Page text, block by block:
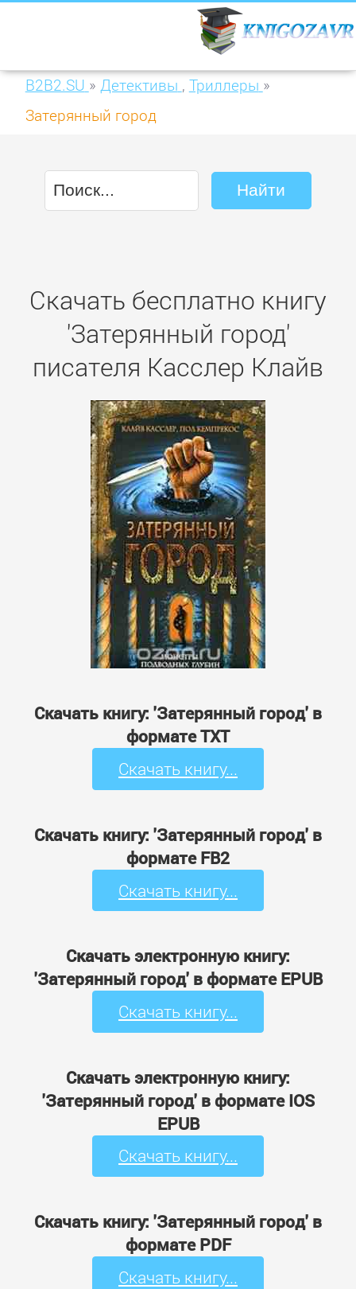
B2B2.SU » Детективы , Триллеры »
Затерянный город
Скачать бесплатно книгу
'Затерянный город'
писателя Касслер Клайв
Скачать книгу: 'Затерянный город' в
формате TXT
Скачать книгу...
Скачать книгу: 'Затерянный город' в
формате FB2
Скачать книгу...
Скачать электронную книгу:
'Затерянный город' в формате EPUB
Скачать книгу...
Скачать электронную книгу:
'Затерянный город' в формате IOS
EPUB
Скачать книгу...
Скачать книгу: 'Затерянный город' в
формате PDF
Скачать книгу...